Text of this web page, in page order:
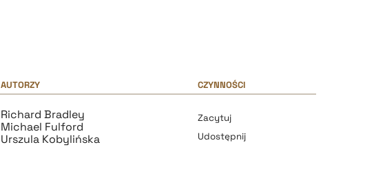
AUTORZY CZYNNOŚCI
Richard Bradley
Michael Fulford
Urszula Kobylińska
Zacytuj
Udostępnij